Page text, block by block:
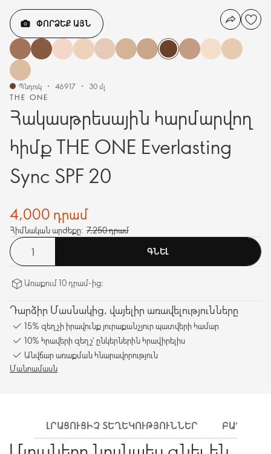
THE ONE
Հակասթրեսային հարմարվող
հիմք THE ONE Everlasting
Sync SPF 20
ՓՈՐՁԵՔ ԱՅՆ
Պնդուկ 46917 30 մլ
4,000 դրամ
Հիմնական արժեքը: 7,250 դրամ
ԳՆԵԼ
Առաքում 10 դրամ-ից։
Դարձիր Մասնակից, վայելիր առավելությունները
15% զեղչի իրավունք յուրաքանչյուր պատվերի համար
10% հրավերի զեղչ՝ ընկերներին հրավիրելիս
Անվճար առաքման հնարավորություն
Մանրամասն
ԼՐԱՑՈՒՑԻՉ ՏԵՂԵԿՈՒԹՅՈՒՆՆԵՐ